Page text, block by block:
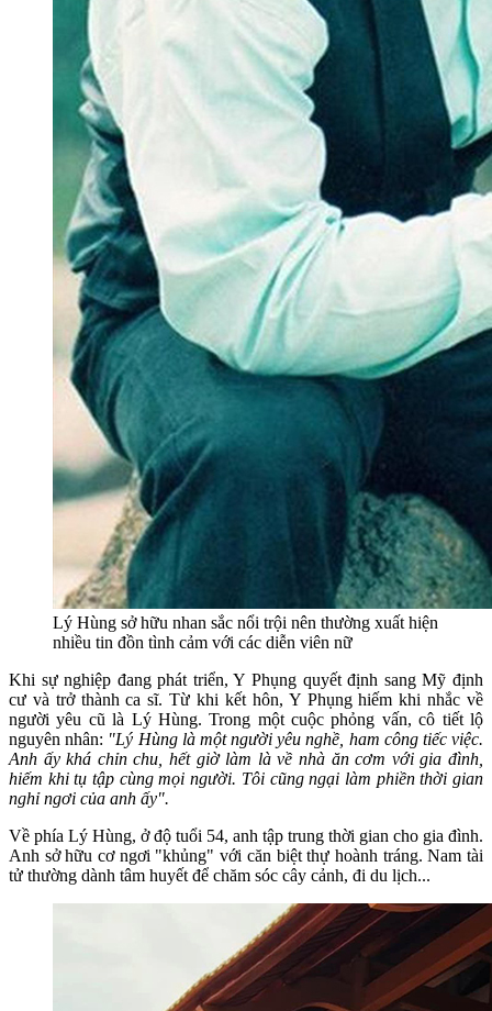
Lý Hùng sở hữu nhan sắc nổi trội nên thường xuất hiện
nhiều tin đồn tình cảm với các diễn viên nữ
Khi sự nghiệp đang phát triển, Y Phụng quyết định sang Mỹ định
cư và trở thành ca sĩ. Từ khi kết hôn, Y Phụng hiếm khi nhắc về
người yêu cũ là Lý Hùng. Trong một cuộc phỏng vấn, cô tiết lộ
nguyên nhân: "Lý Hùng là một người yêu nghề, ham công tiếc việc.
Anh ấy khá chỉn chu, hết giờ làm là về nhà ăn cơm với gia đình,
hiếm khi tụ tập cùng mọi người. Tôi cũng ngại làm phiền thời gian
nghỉ ngơi của anh ấy".
Về phía Lý Hùng, ở độ tuổi 54, anh tập trung thời gian cho gia đình.
Anh sở hữu cơ ngơi "khủng" với căn biệt thự hoành tráng. Nam tài
tử thường dành tâm huyết để chăm sóc cây cảnh, đi du lịch...